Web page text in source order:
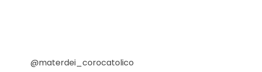
@materdei_corocatolico